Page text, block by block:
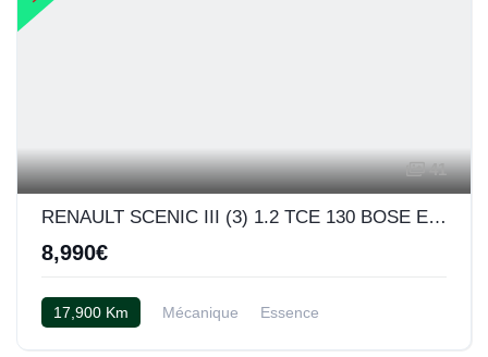
41
RENAULT SCENIC III (3) 1.2 TCE 130 BOSE EDITION
8,990€
17,900 Km Mécanique
Essence